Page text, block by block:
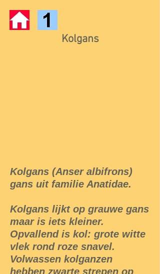
Kolgans
Kolgans (Anser albifrons)
gans uit familie Anatidae.
Kolgans lijkt op grauwe gans
maar is iets kleiner.
Opvallend is kol: grote witte
vlek rond roze snavel.
Volwassen kolganzen
hebben zwarte strepen op